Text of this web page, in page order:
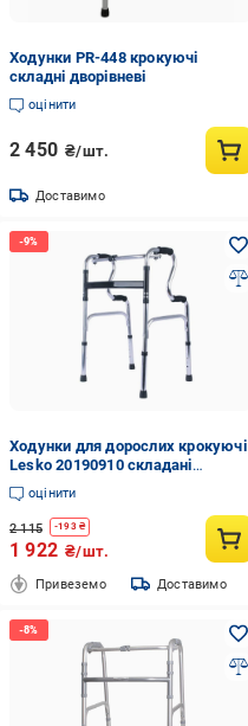
Ходунки PR-448 крокуючі
складні дворівневі
оцінити
2 450 ₴/шт.
Доставимо
Ходунки для дорослих крокуючі
Lesko 20190910 складані
(31457490)
оцінити
2 115 -193₴
1 922 ₴/шт.
Привеземо Доставимо